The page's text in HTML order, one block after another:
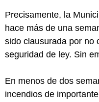
Precisamente, la
hace más de una
sido clausurada por no
seguridad de ley. Sin
En menos de dos
incendios de